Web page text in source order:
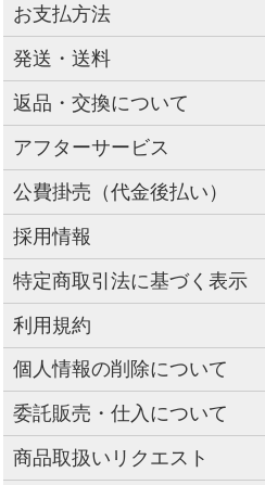
お支払方法
発送・送料
返品・交換について
アフターサービス
公費掛売（代金後払い）
採用情報
特定商取引法に基づく表示
利用規約
個人情報の削除について
委託販売・仕入について
商品取扱いリクエスト